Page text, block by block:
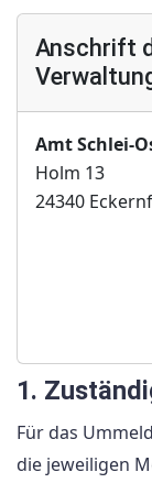
Anschrift
Amt Schlei-
Holm 13
24340
1.
Für das
die jeweiligen